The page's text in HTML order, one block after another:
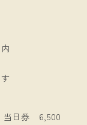
当日券 6,500